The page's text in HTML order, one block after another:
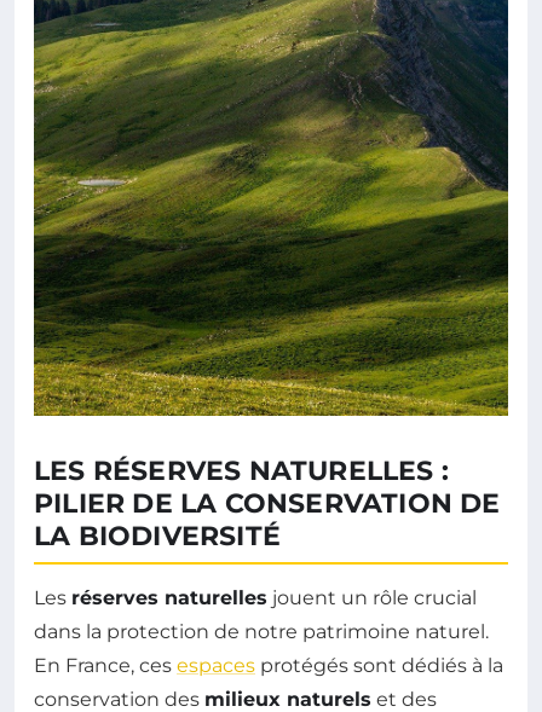
LES RÉSERVES NATURELLES :
PILIER DE LA CONSERVATION DE
LA BIODIVERSITÉ
Les réserves naturelles jouent un rôle crucial
dans la protection de notre patrimoine naturel.
En France, ces espaces protégés sont dédiés à la
conservation des milieux naturels et des